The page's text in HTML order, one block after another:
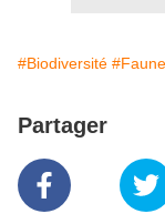
#Biodiversité
Partager